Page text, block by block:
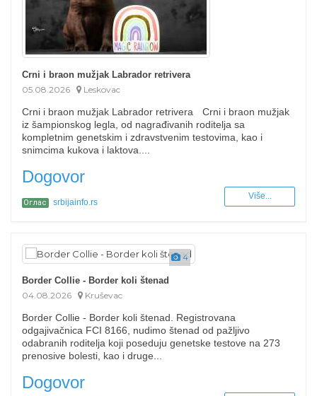
Crni i braon mužjak Labrador retrivera
05.08.2026
Leskovac
Crni i braon mužjak Labrador retrivera Crni i braon mužjak
iz šampionskog legla, od nagrađivanih roditelja sa
kompletnim genetskim i zdravstvenim testovima, kao i
snimcima kukova i laktova....
Dogovor
Оглас srbijainfo.rs
Više...
4
Border Collie - Border koli štenad
04.08.2026
Kruševac
Border Collie - Border koli štenad. Registrovana
odgajivačnica FCI 8166, nudimo štenad od pažljivo
odabranih roditelja koji poseduju genetske testove na 273
prenosive bolesti, kao i druge...
Dogovor